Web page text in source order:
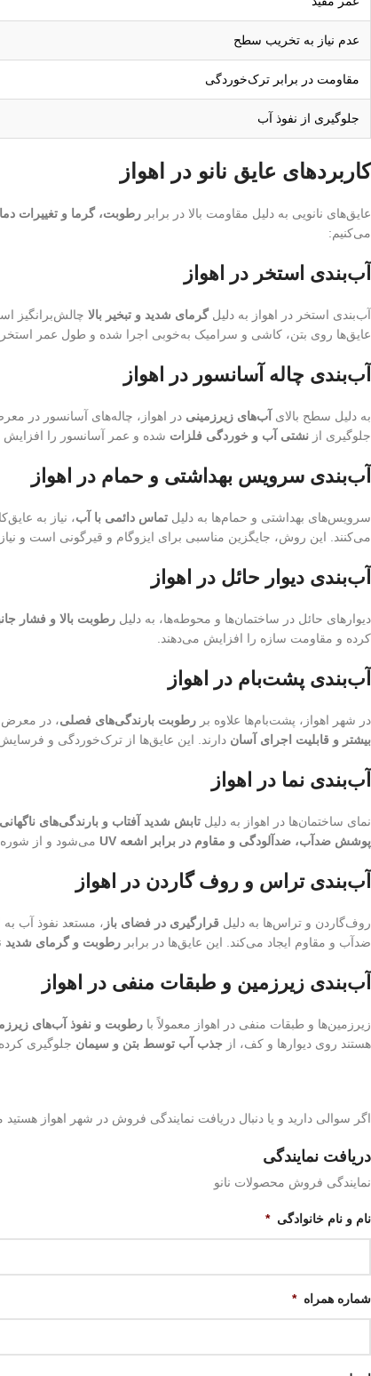
عدم نیاز به تخریب سطح
مقاومت در برابر ترک‌خوردگی
جلوگیری از نفوذ آب
کاربردهای عایق نانو در اهواز
عایق‌های نانویی به دلیل مقاومت بالا در برابر رطوبت، گرما و تغییرات
می‌کنیم:
آب‌بندی استخر در اهواز
آب‌بندی استخر در اهواز به دلیلگرمای شدید و تبخیر بالا چالش‌برانگیز
عایق‌ها روی بتن، کاشی و سرامیک به‌خوبی اجرا شده و طول عمر
آب‌بندی چاله آسانسور در اهواز
به دلیل سطح بالای آب‌های زیرزمینی در اهواز، چاله‌های آسانسور در
جلوگیری از نشتی آب و خوردگی فلزات شده و عمر آسانسور را
آب‌بندی سرویس بهداشتی و حمام در اهواز
سرویس‌های بهداشتی و حمام‌ها به دلیل تماس دائمی با آب، نیاز به
می‌کنند. این روش، جایگزین مناسبی برای ایزوگام و قیرگونی است و
آب‌بندی دیوار حائل در اهواز
دیوارهای حائل در ساختمان‌ها و محوطه‌ها، به دلیل رطوبت بالا و فشار
کرده و مقاومت سازه را افزایش می‌دهند.
آب‌بندی پشت‌بام در اهواز
در شهر اهواز، پشت‌بام‌ها علاوه بر رطوبت بارندگی‌های فصلی، در معرض
بیشتر و قابلیت اجرای آسان دارند. این عایق‌ها از ترک‌خوردگی و
آب‌بندی نما در اهواز
نمای ساختمان‌ها در اهواز به دلیل تابش شدید آفتاب و بارندگی‌های ناگهانی
پوشش ضدآب، ضدآلودگی و مقاوم در برابر اشعه UV
می‌شود و از
آب‌بندی تراس و روف گاردن در اهواز
روف‌گاردن و تراس‌ها به دلیل قرارگیری در فضای باز ، مستعد نفوذ آب به
ضدآب و مقاوم ایجاد می‌کند. این عایق‌ها در برابر رطوبت و گرمای شدید
آب‌بندی زیرزمین و طبقات منفی در اهواز
زیرزمین‌ها و طبقات منفی در اهواز معمولاً با رطوبت و نفوذ آب‌های
هستند روی دیوارها و کف، از جذب آب توسط بتن و سیمان جلوگیری
اگر سوالی دارید و یا دنبال دریافت نمایندگی فروش در شهر اهواز هستید
دریافت نمایندگی
نمایندگی فروش محصولات نانو
نام و نام خانوادگی *
شماره همراه *